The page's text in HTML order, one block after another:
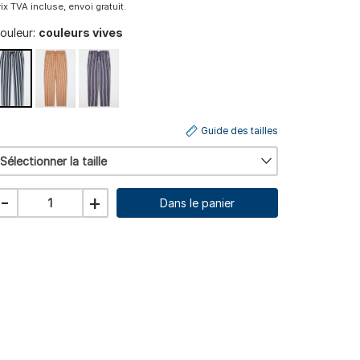
TVA incluse, envoi gratuit.
couleurs vives
Sélectionner la taille
Guide des tailles
- + Dans le panier